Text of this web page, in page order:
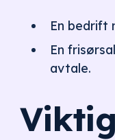
En bedrift
En
avtale.